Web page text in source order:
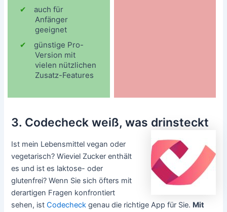
auch für
Anfänger
geeignet
günstige Pro-
Version mit
vielen nützlichen
Zusatz-Features
3. Codecheck weiß, was drinsteckt
Ist mein Lebensmittel vegan oder
vegetarisch? Wieviel Zucker enthält
es und ist es laktose- oder
glutenfrei? Wenn Sie sich öfters mit
derartigen Fragen konfrontiert
sehen, istCodecheck genau die richtige App für Sie. Mit